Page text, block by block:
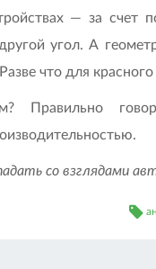
— за счет
угол. А
что для
Правильно
со взглядами